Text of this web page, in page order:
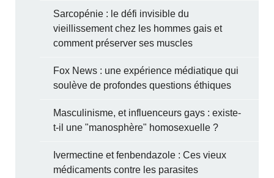
Sarcopénie : le défi invisible du
vieillissement chez les hommes gais et
comment préserver ses muscles
Fox News : une expérience médiatique qui
soulève de profondes questions éthiques
Masculinisme, et influenceurs gays : existe-
t-il une "manosphère" homosexuelle ?
Ivermectine et fenbendazole : Ces vieux
médicaments contre les parasites